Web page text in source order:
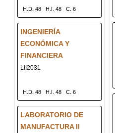
H.D. 48 H.I. 48 C. 6
INGENIERÍA
ECONÓMICA Y
FINANCIERA
LII2031
H.D. 48 H.I. 48 C. 6
LABORATORIO DE
MANUFACTURA II